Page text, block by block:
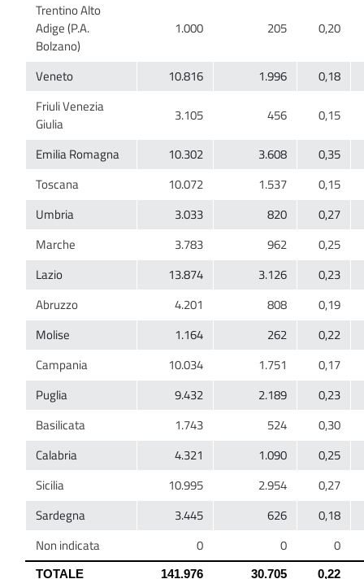
Trentino Alto
Adige (P.A.
Friuli Venezia